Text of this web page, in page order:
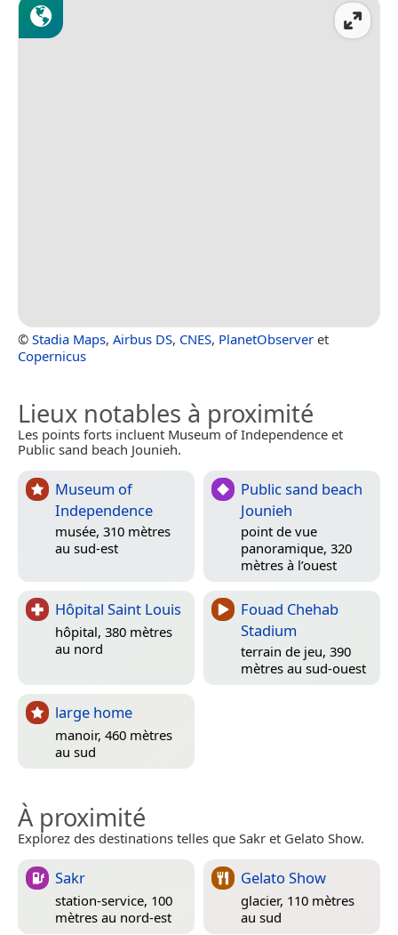
© Stadia Maps, Airbus DS, CNES, PlanetObserver et
Copernicus
Lieux notables à proximité
Les points forts incluent Museum of Independence et
Public sand beach Jounieh.
Museum of
Independence
musée, 310 mètres
au sud-est
Public sand beach
Jounieh
point de vue
panoramique, 320
mètres à l’ouest
Hôpital Saint Louis
hôpital, 380 mètres
au nord
Fouad Chehab
Stadium
terrain de jeu, 390
mètres au sud-ouest
large home
manoir, 460 mètres
au sud
À proximité
Explorez des destinations telles que Sakr et Gelato Show.
Sakr
station-service, 100
mètres au nord-est
Gelato Show
glacier, 110 mètres
au sud